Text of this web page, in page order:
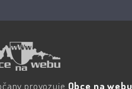
provozuje Obce na